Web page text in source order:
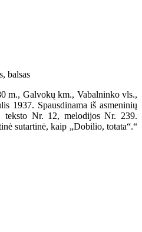
balsas
m., Galvokų km., Vabalninko vls.,
1937. Spausdinama iš asmeninių
teksto Nr. 12, melodijos Nr. 239.
sutartinė, kaip „Dobilio, totata“.“